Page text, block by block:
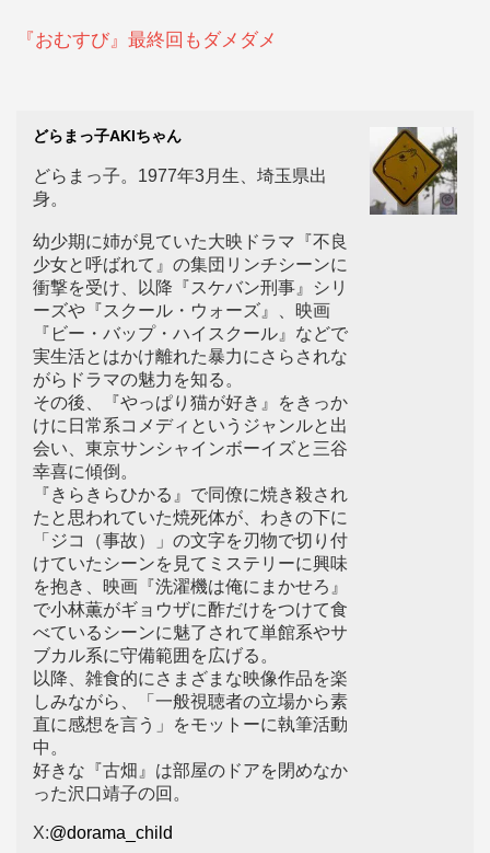
『おむすび』最終回もダメダメ
どらまっ子AKIちゃん
どらまっ子。1977年3月生、埼玉県出
身。
幼少期に姉が見ていた大映ドラマ『不良
少女と呼ばれて』の集団リンチシーンに
衝撃を受け、以降『スケバン刑事』シリ
ーズや『スクール・ウォーズ』、映画
『ビー・バップ・ハイスクール』などで
実生活とはかけ離れた暴力にさらされな
がらドラマの魅力を知る。
その後、『やっぱり猫が好き』をきっか
けに日常系コメディというジャンルと出
会い、東京サンシャインボーイズと三谷
幸喜に傾倒。
『きらきらひかる』で同僚に焼き殺され
たと思われていた焼死体が、わきの下に
「ジコ（事故）」の文字を刃物で切り付
けていたシーンを見てミステリーに興味
を抱き、映画『洗濯機は俺にまかせろ』
で小林薫がギョウザに酢だけをつけて食
べているシーンに魅了されて単館系やサ
ブカル系に守備範囲を広げる。
以降、雑食的にさまざまな映像作品を楽
しみながら、「一般視聴者の立場から素
直に感想を言う」をモットーに執筆活動
中。
好きな『古畑』は部屋のドアを閉めなか
った沢口靖子の回。
X:@dorama_child